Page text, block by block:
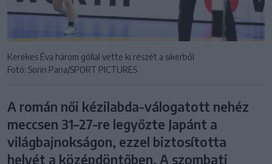
Kerekes Éva három góllal vette ki részét a sikerből
Fotó: Sorin Pana/SPORT PICTURES
A román női kézilabda-válogatott nehéz
meccsen 31–27-re legyőzte Japánt a
világbajnokságon, ezzel biztosította
helyét a középdöntőben. A szombati